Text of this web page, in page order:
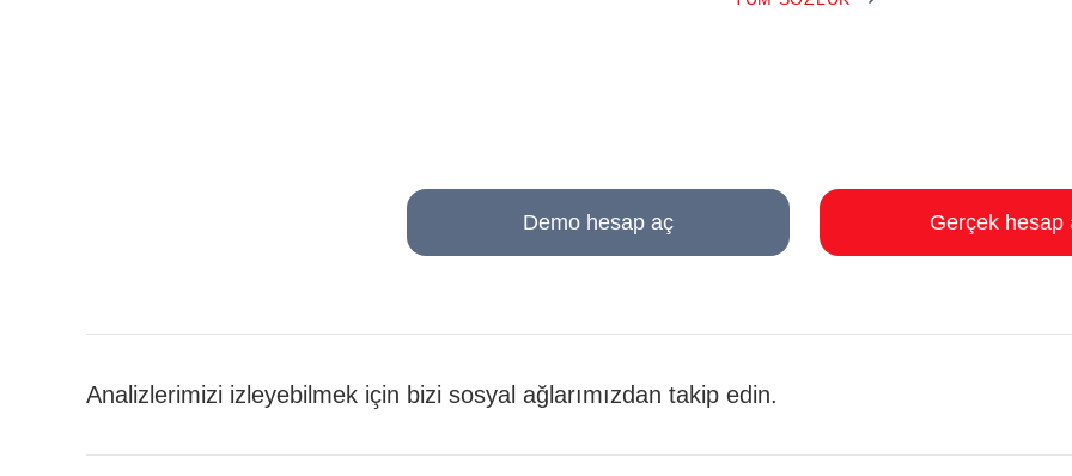
Demo hesap aç Gerçek hesap
Analizlerimizi izleyebilmek için bizi sosyal ağlarımızdan takip edin.